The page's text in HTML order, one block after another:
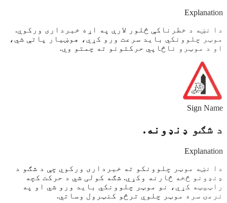
Explanation
دا نښه د خطرناکې څلور لارې په اړه خبرداری ورکوي.
موټر چلوونکي باید سرعت ورو کړي، هوښیار پاتې شي،
او د موټرو ناڅاپي حرکتونو ته چمتو وي.
Sign Name
د شګو ډنډونه.
Explanation
دا نښه موټر چلوونکو ته خبرداری ورکوي چې د شګو د
ډنډونو څخه څارنه وکړي. شګه کولی شي د حرکت کچه ​​
راټیټه کړي، نو موټر چلوونکي باید ورو شي او په
نرمۍ سره موټر چلوي ترڅو کنټرول وساتي.